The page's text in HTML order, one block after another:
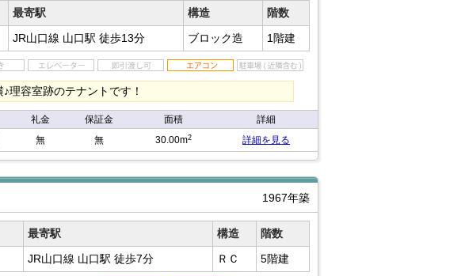
最寄駅 構造
階数
JR山口線 山口駅 徒歩13分 ブロック造 1階建
理容室跡のテナントです！
礼金 保証金 面積
詳細
無 無 30.00m2 詳細を見る
1967年築
最寄駅 構造
階数
JR山口線 山口駅 徒歩7分 ＲＣ 5階建